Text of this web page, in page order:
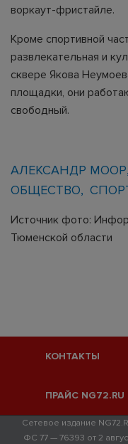
воркаут-фристайле.
Кроме спортивной
развлекательная и
сквере Якова
площадки, они
свободный.
АЛЕКСАНДР МООР
ОБЩЕСТВО
Источник фото:
Тюменской области
КОНТАКТЫ
ПРАЙС NG72.RU
Сетевое издание
ФС 77 — 76393 от 2